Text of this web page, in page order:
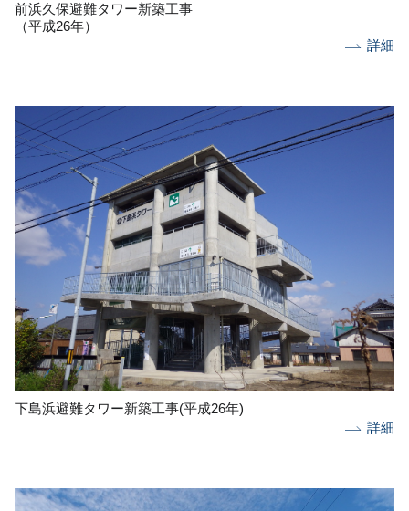
前浜久保避難タワー新築工事
（平成26年）
詳細
下島浜避難タワー新築工事(平成26年)
詳細